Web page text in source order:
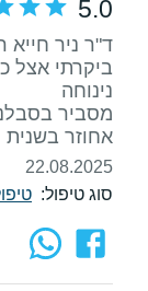
5.0
ביקרתי אצל
אחוזר בשנית
22.08.2025
סוג טיפול: